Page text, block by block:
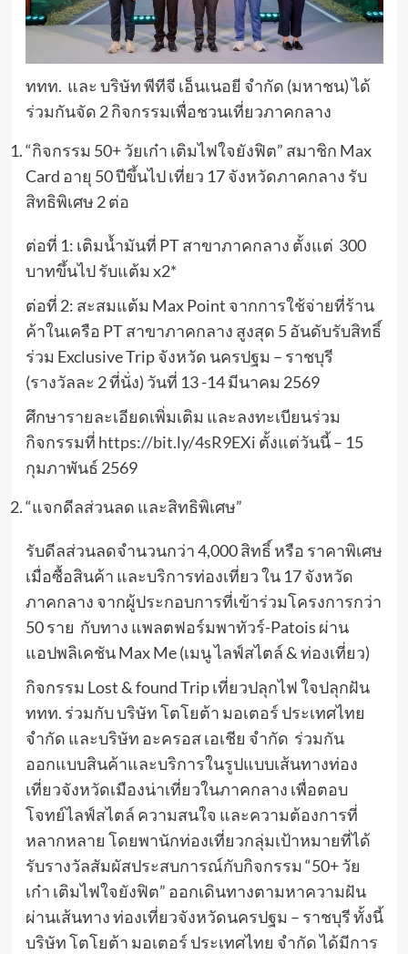
ททท. และ บริษัท พีทีจี เอ็นเนอยี จำกัด (มหาชน) ได้
ร่วมกันจัด 2 กิจกรรมเพื่อชวนเที่ยวภาคกลาง
“กิจกรรม 50+ วัยเก๋า เติมไฟใจยังฟิต” สมาชิก Max
Card อายุ 50 ปีขึ้นไป เที่ยว 17 จังหวัดภาคกลาง รับ
สิทธิพิเศษ 2 ต่อ
ต่อที่ 1: เติมน้ำมันที่ PT สาขาภาคกลาง ตั้งแต่ 300
บาทขึ้นไป รับแต้ม x2*
ต่อที่ 2: สะสมแต้ม Max Point จากการใช้จ่ายที่ร้าน
ค้าในเครือ PT สาขาภาคกลาง สูงสุด 5 อันดับรับสิทธิ์
ร่วม Exclusive Trip จังหวัด นครปฐม – ราชบุรี
(รางวัลละ 2 ที่นั่ง) วันที่ 13 -14 มีนาคม 2569
ศึกษารายละเอียดเพิ่มเติม และลงทะเบียนร่วม
กิจกรรมที่ https://bit.ly/4sR9EXi ตั้งแต่วันนี้ – 15
กุมภาพันธ์ 2569
“แจกดีลส่วนลด และสิทธิพิเศษ”
รับดีลส่วนลดจำนวนกว่า 4,000 สิทธิ์ หรือ ราคาพิเศษ
เมื่อซื้อสินค้า และบริการท่องเที่ยว ใน 17 จังหวัด
ภาคกลาง จากผู้ประกอบการที่เข้าร่วมโครงการกว่า
50 ราย กับทาง แพลตฟอร์มพาทัวร์-Patois ผ่าน
แอปพลิเคชัน Max Me (เมนู ไลฟ์สไตล์ & ท่องเที่ยว)
กิจกรรม Lost & found Trip เที่ยวปลุกไฟ ใจปลุกฝัน
ททท. ร่วมกับ บริษัท โตโยต้า มอเตอร์ ประเทศไทย
จำกัด และบริษัท อะครอส เอเชีย จำกัด ร่วมกัน
ออกแบบสินค้าและบริการในรูปแบบเส้นทางท่อง
เที่ยวจังหวัดเมืองน่าเที่ยวในภาคกลาง เพื่อตอบ
โจทย์ไลฟ์สไตล์ ความสนใจ และความต้องการที่
หลากหลาย โดยพานักท่องเที่ยวกลุ่มเป้าหมายที่ได้
รับรางวัลสัมผัสประสบการณ์กับกิจกรรม “50+ วัย
เก๋า เติมไฟใจยังฟิต” ออกเดินทางตามหาความฝัน
ผ่านเส้นทาง ท่องเที่ยวจังหวัดนครปฐม – ราชบุรี ทั้งนี้
บริษัท โตโยต้า มอเตอร์ ประเทศไทย จำกัด ได้มีการ